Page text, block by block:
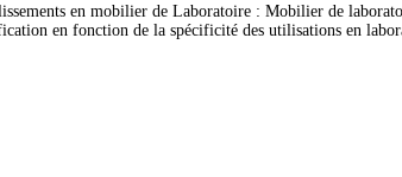
en mobilier de Laboratoire : Mobilier de
en fonction de la spécificité des utilisations en